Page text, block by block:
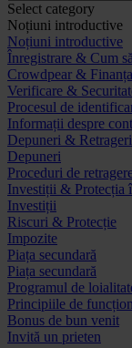
Select category
Noțiuni introductive
Noțiuni introductive
Înregistrare & Cum
Crowdpear &
Verificare &
Procesul de
Informații despre
Depuneri & Retrageri
Depuneri
Proceduri de
Investiții & Protecția
Investiții
Riscuri & Protecție
Impozite
Piața secundară
Piața secundară
Programul de
Principiile de
Bonus de bun venit
Invită un prieten